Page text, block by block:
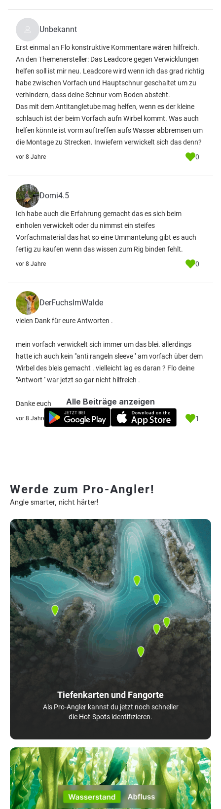
Unbekannt
Erst einmal an Flo konstruktive Kommentare wären hilfreich.
An den Themenersteller: Das Leadcore gegen Verwicklungen
helfen soll ist mir neu. Leadcore wird wenn ich das grad richtig
habe zwischen Vorfach und Hauptschnur geschaltet um zu
verhindern, dass deine Schnur vom Boden absteht.
Das mit dem Antitangletube mag helfen, wenn es der kleine
schlauch ist der beim Vorfach aufn Wirbel kommt. Was auch
helfen könnte ist vorm auftreffen aufs Wasser abbremsen um
die Montage zu Strecken. Inwiefern verwickelt sich das denn?
vor 8 Jahre 0
Domi4.5
Ich habe auch die Erfahrung gemacht das es sich beim
einholen verwickelt oder du nimmst ein steifes
Vorfachmaterial das hat so eine Ummantelung gibt es auch
fertig zu kaufen wenn das wissen zum Rig binden fehlt.
vor 8 Jahre 0
DerFuchsImWalde
vielen Dank für eure Antworten .
mein vorfach verwickelt sich immer um das blei. allerdings
hatte ich auch kein "anti rangeln sleeve '' am vorfach über dem
Wirbel des bleis gemacht . vielleicht lag es daran ? Flo deine
"Antwort '' war jetzt so gar nicht hilfreich .
Danke euch
vor 8 Jahre 1
Alle Beiträge anzeigen
Werde zum Pro-Angler!
Angle smarter, nicht härter!
Tiefenkarten und Fangorte
Als Pro-Angler kannst du jetzt noch schneller
die Hot-Spots identifizieren.